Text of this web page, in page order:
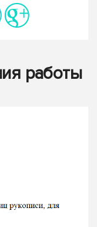
работы